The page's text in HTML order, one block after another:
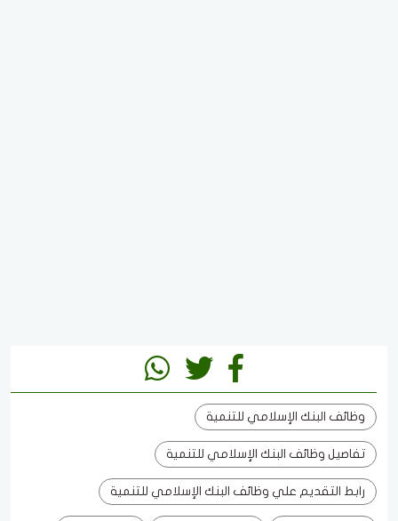
وظائف البنك الإسلامي للتنمية
تفاصيل وظائف البنك الإسلامي للتنمية
رابط التقديم علي وظائف البنك الإسلامي للتنمية